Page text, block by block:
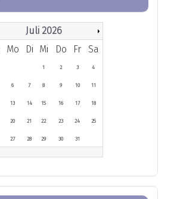
Juli 2026
Mo Di Mi Do Fr Sa
1 2 3 4
6 7 8 9 10 11
13 14 15 16 17 18
20 21 22 23 24 25
27 28 29 30 31